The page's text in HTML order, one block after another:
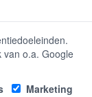
onder kamer
van o.a. Google
Marketing